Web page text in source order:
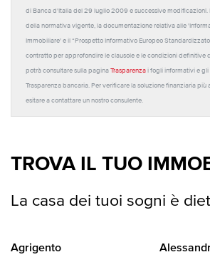
di Banca d'Italia del 29 luglio 2009 e successive modificazioni.
della normativa vigente, la documentazione relativa alle
Immobiliare' e il “Prospetto Informativo Europeo
contratto per approfondire le clausole e le condizioni definitive
potrà consultare sulla pagina Trasparenza i fogli informativi e
Trasparenza bancaria. Per verificare la soluzione finanziaria più
esitare a contattare un nostro consulente.
TROVA IL TUO
La casa dei tuoi sogni è
Agrigento